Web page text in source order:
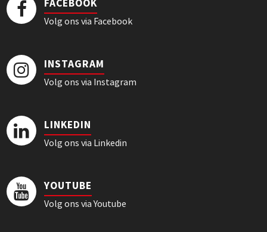
FACEBOOK
Volg ons via Facebook
INSTAGRAM
Volg ons via Instagram
LINKEDIN
Volg ons via Linkedin
YOUTUBE
Volg ons via Youtube